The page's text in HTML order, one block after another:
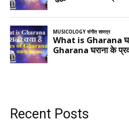
Recent Posts